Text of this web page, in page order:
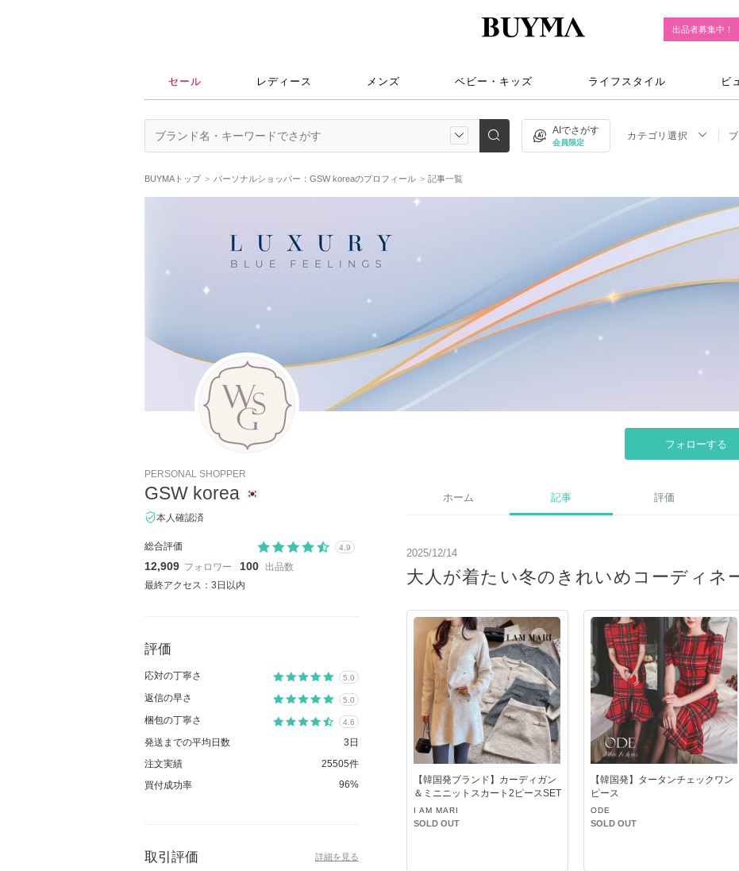
出品者募集中！
セール レディース メンズ ベビー・キッズ ライフスタイル ビ
AIでさがす
会員限定
カテゴリ選択
BUYMAトップ パーソナルショッパー：GSW koreaのプロフィール 記事一覧
フォローする
PERSONAL SHOPPER
GSW korea
本人確認済
総合評価 4.9
12,909 フォロワー 100 出品数
最終アクセス：3日以内
評価
応対の丁寧さ 5.0
返信の早さ 5.0
梱包の丁寧さ 4.6
発送までの平均日数
3日
注文実績
25505件
買付成功率
96%
取引評価 詳細を見る
ホーム 記事 評価
2025/12/14
大人が着たい冬のきれいめコーディネ
【韓国発ブランド】カーディガン
＆ミニニットスカート2ピースSET
I AM MARI
SOLD OUT
【韓国発】タータンチェックワン
ピース
ODE
SOLD OUT